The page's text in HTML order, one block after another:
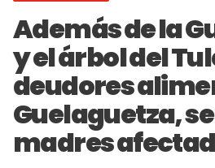
Además de la
y el árbol del
deudores
Guelaguetza,
madres